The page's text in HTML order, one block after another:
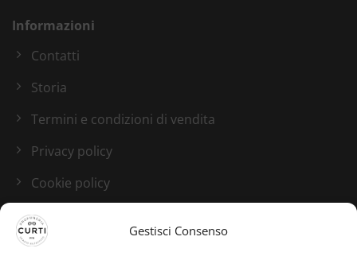
Gestisci Consenso
Informazioni
Contatti
Storia
Termini e condizioni di vendita
Privacy policy
Cookie policy
Blog